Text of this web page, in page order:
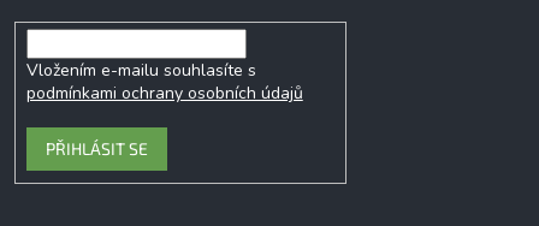
Vložením e-mailu souhlasíte s
podmínkami ochrany osobních údajů
PŘIHLÁSIT SE